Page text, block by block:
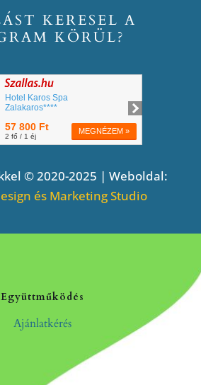
KERESEL A
KÖRÜL?
© 2020-2025 | Weboldal:
és Marketing Studio
Együttműködés
Ajánlatkérés